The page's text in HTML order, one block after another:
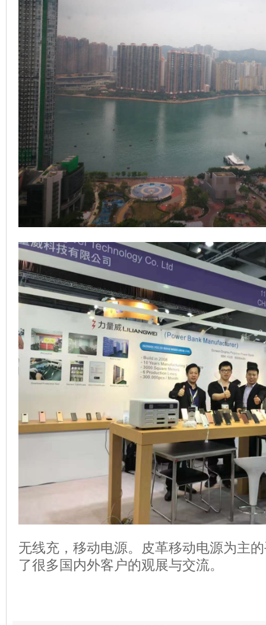
无线充，移动电源。皮革移动电源为主
了很多国内外客户的观展与交流。